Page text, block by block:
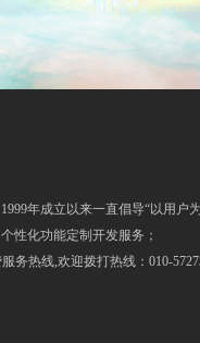
年成立以来一直倡导“以用户
性化功能定制开发服务；
务热线,欢迎拨打热线：010-